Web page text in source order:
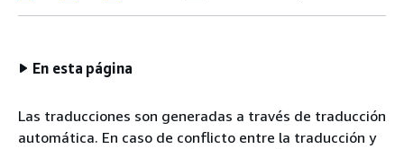
En esta página
Las traducciones son generadas a través de traducción
automática. En caso de conflicto entre la traducción y